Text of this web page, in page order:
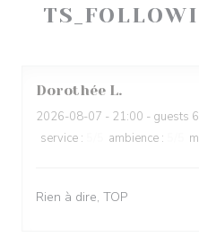
Dorothée L
2026-08-07 - 21:00 - guests 6
service : ambience :
Rien à dire, TOP